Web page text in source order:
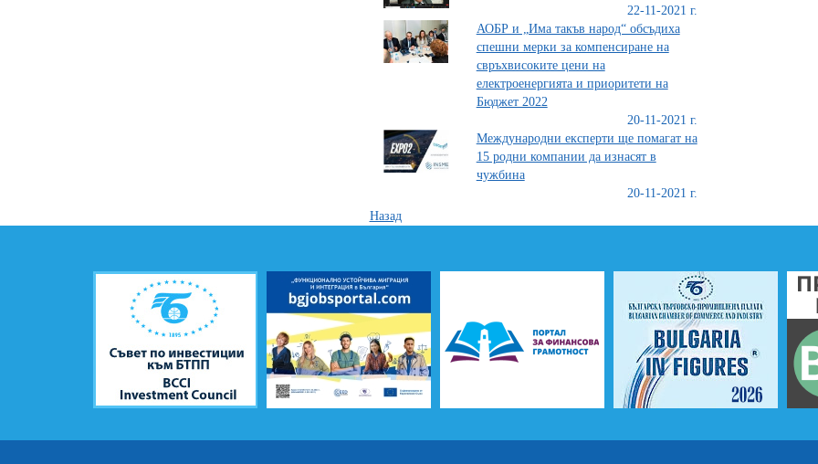
22-11-2021 г.
АОБР и „Има такъв народ“ обсъдиха
спешни мерки за компенсиране на
свръхвисоките цени на
електроенергията и приоритети на
Бюджет 2022
20-11-2021 г.
Международни експерти ще помагат на
15 родни компании да изнасят в
чужбина
20-11-2021 г.
Назад